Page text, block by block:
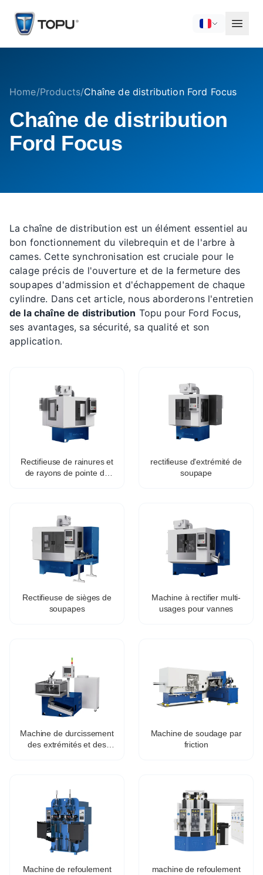
Home/Products/Chaîne de distribution Ford Focus
Chaîne de distribution
Ford Focus
La chaîne de distribution est un élément essentiel au
bon fonctionnement du vilebrequin et de l'arbre à
cames. Cette synchronisation est cruciale pour le
calage précis de l'ouverture et de la fermeture des
soupapes d'admission et d'échappement de chaque
cylindre. Dans cet article, nous aborderons l'entretien
de la chaîne de distribution Topu pour Ford Focus,
ses avantages, sa sécurité, sa qualité et son
application.
Rectifieuse de rainures et
de rayons de pointe de
rectifieuse d'extrémité de
soupape
Rectifieuse de sièges de
soupapes
Machine à rectifier multi-
usages pour vannes
Machine de durcissement
des extrémités et des
Machine de soudage par
friction
Machine de refoulement
machine de refoulement